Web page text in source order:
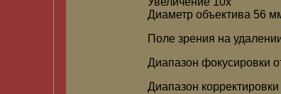
Диаметр объектива 56
Поле зрения на
Диапазон фокусировки
Диапазон